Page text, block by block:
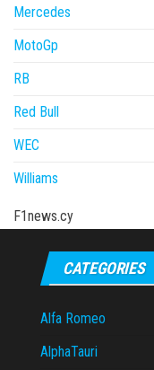
Mercedes
MotoGp
RB
Red Bull
WEC
Williams
F1news.cy
CATEGORIES
Alfa Romeo
AlphaTauri